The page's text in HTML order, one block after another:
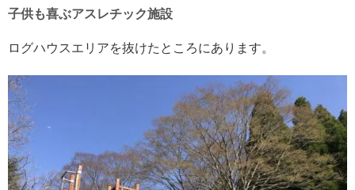
子供も喜ぶアスレチック施設
ログハウスエリアを抜けたところにあります。